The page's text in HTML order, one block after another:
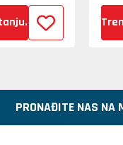
PRONAĐITE NAS NA